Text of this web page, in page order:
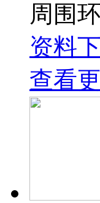
周围
资料
查看